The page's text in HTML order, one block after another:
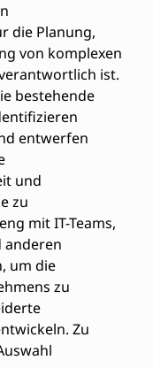
die Planung,
von komplexen
ist.
bestehende
entwerfen
und
zu
mit IT-Teams,
anderen
um die
zu
Zu